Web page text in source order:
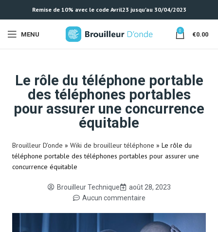
Remise de 10% avec le code Avril23 jusqu'au 30/04/2023
MENU 0 €0.00
Le rôle du téléphone portable
des téléphones portables
pour assurer une concurrence
équitable
Brouilleur D'onde » Wiki de brouilleur téléphone » Le rôle du
téléphone portable des téléphones portables pour assurer une
concurrence équitable
Brouilleur Technique
août 28, 2023
Aucun commentaire